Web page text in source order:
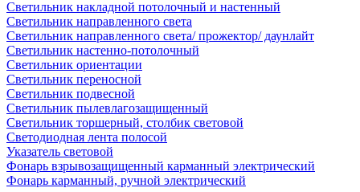
Светильник накладной потолочный и настенный
Светильник направленного света
Светильник направленного света/ прожектор/ даунлайт
Светильник настенно-потолочный
Светильник ориентации
Светильник переносной
Светильник подвесной
Светильник пылевлагозащищенный
Светильник торшерный, столбик световой
Светодиодная лента полосой
Указатель световой
Фонарь взрывозащищенный карманный электрический
Фонарь карманный, ручной электрический